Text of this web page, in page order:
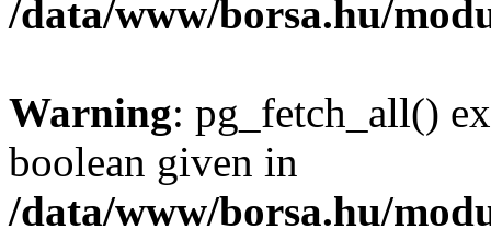
/data/www/borsa.hu/
Warning: pg_fetch_all()
boolean given in
/data/www/borsa.hu/